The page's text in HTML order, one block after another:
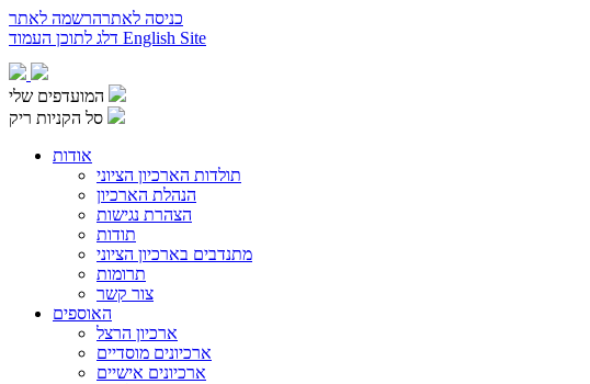
כניסה לאתרהרשמה לאתר
English Site
המועדפים שלי
סל הקניות ריק
אודות
תולדות הארכיון הציוני
הנהלת הארכיון
הצהרת נגישות
תודות
מתנדבים בארכיון הציוני
תרומות
צור קשר
האוספים
ארכיון הרצל
ארכיונים מוסדיים
ארכיונים אישיים